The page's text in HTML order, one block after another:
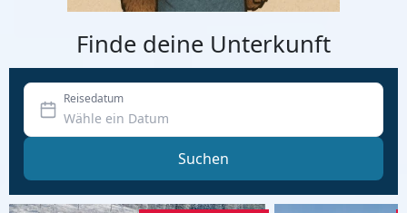
Finde deine Unterkunft
Reisedatum
Suchen